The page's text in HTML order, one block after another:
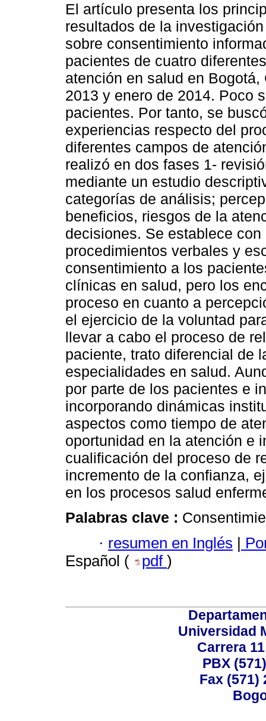
El artículo presenta los
resultados de la
sobre consentimiento
pacientes de cuatro
atención en salud en
2013 y enero de 2014. Poco
pacientes. Por tanto, se
experiencias respecto del
diferentes campos de
realizó en dos fases 1-
mediante un estudio
categorías de análisis;
beneficios, riesgos de la
decisiones. Se establece
procedimientos verbales y
consentimiento a los
clínicas en salud, pero los
proceso en cuanto a
el ejercicio de la voluntad
llevar a cabo el proceso de
paciente, trato diferencial de
especialidades en salud.
por parte de los pacientes e
incorporando dinámicas
aspectos como tiempo de
oportunidad en la atención e
cualificación del proceso de
incremento de la confianza,
en los procesos salud
Palabras clave :
· resumen en Inglés |
Español (
pdf )
Universidad
Carrera
PBX
Fax (571)